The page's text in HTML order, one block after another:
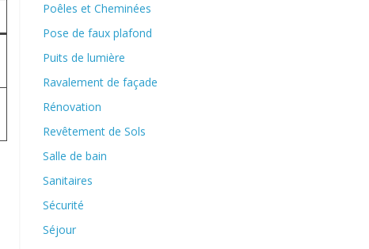
Poêles et Cheminées
Pose de faux plafond
Puits de lumière
Ravalement de façade
Rénovation
Revêtement de Sols
Salle de bain
Sanitaires
Sécurité
Séjour